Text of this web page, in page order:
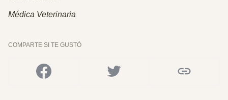
Médica Veterinaria
COMPARTE SI TE GUSTÓ